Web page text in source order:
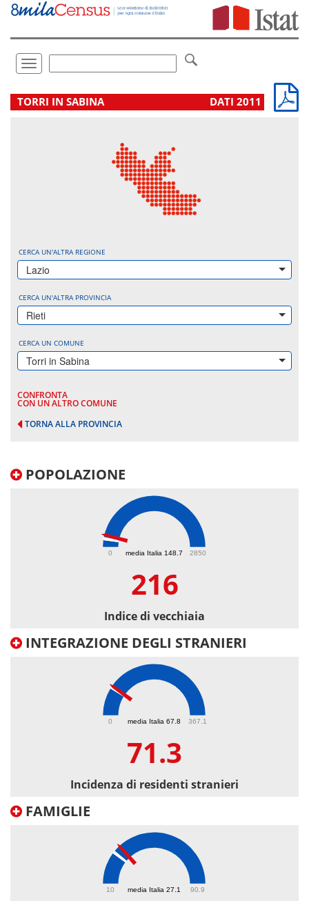
Vai
direttamente
Toggle
navigation
.
TORRI IN SABINA DATI 2011
CERCA UN'ALTRA REGIONE
Lazio
CERCA UN'ALTRA PROVINCIA
Rieti
CERCA UN COMUNE
Torri in Sabina
CONFRONTA
CON UN ALTRO COMUNE
TORNA ALLA PROVINCIA
POPOLAZIONE
media Italia 148.7
0 2850
216
Indice di vecchiaia
INTEGRAZIONE DEGLI STRANIERI
media Italia 67.8
0 367.1
71.3
Incidenza di residenti stranieri
FAMIGLIE
media Italia 27.1
10 90.9